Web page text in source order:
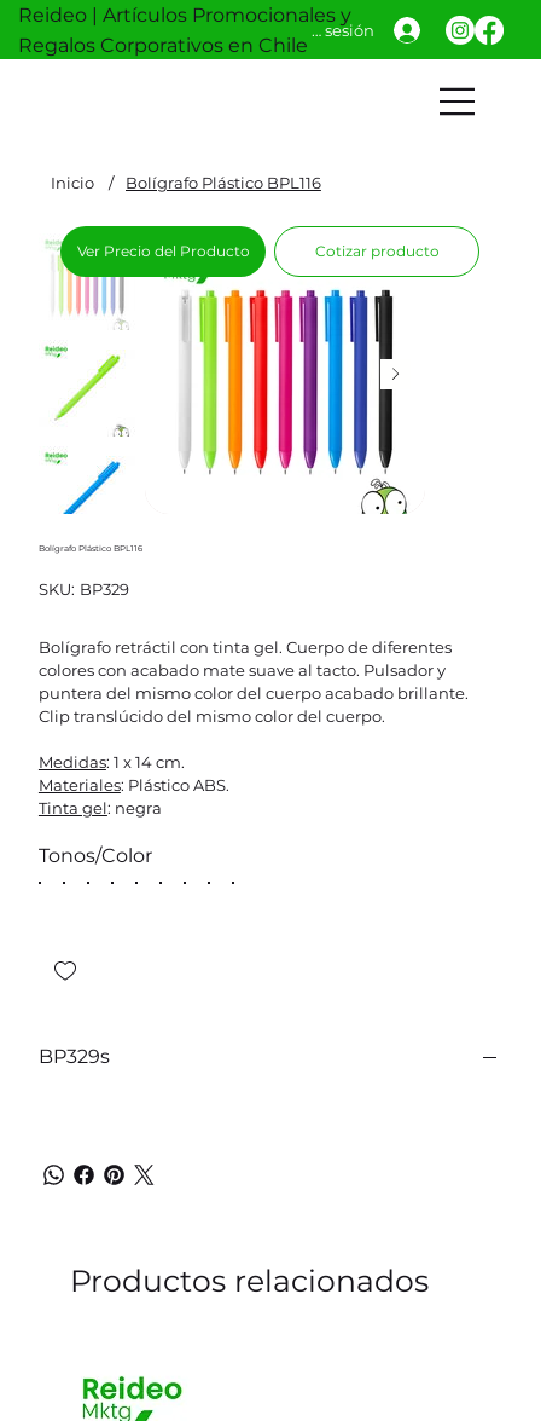
Reideo | Artículos Promocionales y
Regalos Corporativos en Chile
Iniciar sesión
Inicio / Bolígrafo Plástico BPL116
Bolígrafo Plástico BPL116
SKU: SKU
BP329
BP329
Bolígrafo retráctil con tinta gel. Cuerpo de diferentes
colores con acabado mate suave al tacto. Pulsador y
puntera del mismo color del cuerpo acabado brillante.
Clip translúcido del mismo color del cuerpo.
Medidas: 1 x 14 cm.
Materiales: Plástico ABS.
Tinta gel: negra
Tonos/Color
BP329s
Ver Precio del Producto Cotizar producto
Productos relacionados